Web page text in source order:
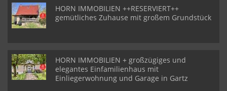
HORN IMMOBILIEN ++RESERVIERT++
gemütliches Zuhause mit großem Grundstück
HORN IMMOBILIEN + großzügiges und
elegantes Einfamilienhaus mit
Einliegerwohnung und Garage in Gartz